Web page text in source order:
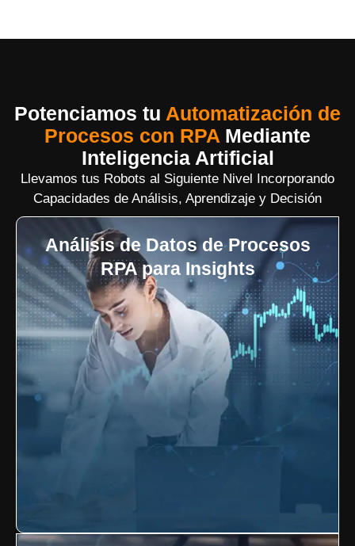
Potenciamos tu Automatización de
Procesos con RPA Mediante
Inteligencia Artificial
Llevamos tus Robots al Siguiente Nivel Incorporando
Capacidades de Análisis, Aprendizaje y Decisión
Análisis de Datos de Procesos
RPA para Insights